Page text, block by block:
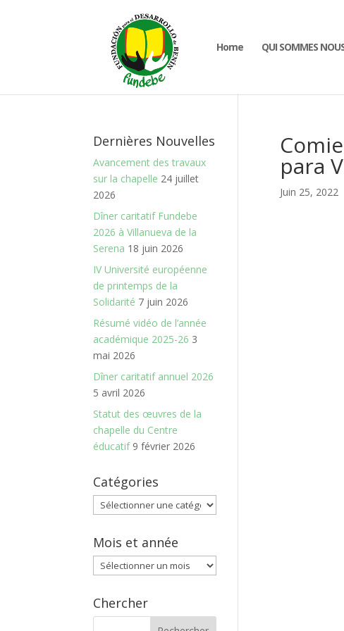
Home QUI SOMMES
para
Juin 25, 2022
Dernières Nouvelles
Avancement des travaux
sur la chapelle 24 juillet
2026
Dîner caritatif Fundebe
2026 à Villanueva de la
Serena 18 juin 2026
IV Université européenne
de printemps de la
Solidarité 7 juin 2026
Résumé vidéo de l’année
académique 2025-26 3
mai 2026
Dîner caritatif annuel 2026
5 avril 2026
Statut des œuvres de la
chapelle du Centre
éducatif 9 février 2026
Catégories
Catégories
Mois et année
Mois
et
année
Chercher